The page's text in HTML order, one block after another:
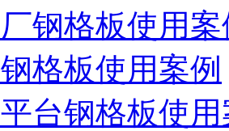
钢格板使用案
格板使用案例
台钢格板使用